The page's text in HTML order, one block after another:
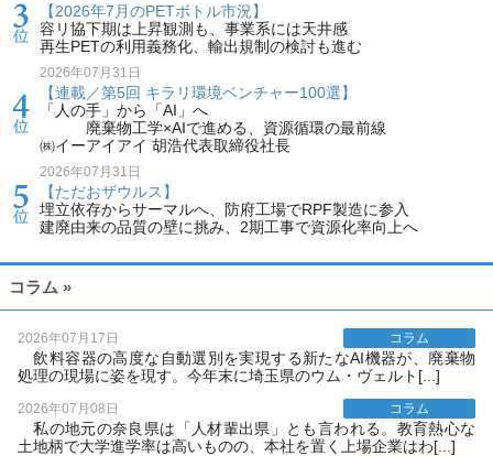
【2026年7月のPETボトル市況】
容リ協下期は上昇観測も、事業系には天井感
再生PETの利用義務化、輸出規制の検討も進む
2026年07月31日
【連載／第5回 キラリ環境ベンチャー100選】
「人の手」から「AI」へ
廃棄物工学×AIで進める、資源循環の最前線
㈱イーアイアイ 胡浩代表取締役社長
2026年07月31日
【ただおザウルス】
埋立依存からサーマルへ、防府工場でRPF製造に参入
建廃由来の品質の壁に挑み、2期工事で資源化率向上へ
コラム »
2026年07月17日 コラム
飲料容器の高度な自動選別を実現する新たなAI機器が、廃棄物
処理の現場に姿を現す。今年末に埼玉県のウム・ヴェルト[...]
2026年07月08日 コラム
私の地元の奈良県は「人材輩出県」とも言われる。教育熱心な
土地柄で大学進学率は高いものの、本社を置く上場企業はわ[...]